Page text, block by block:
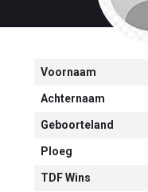
Voornaam
Achternaam
Geboorteland
Ploeg
TDF Wins